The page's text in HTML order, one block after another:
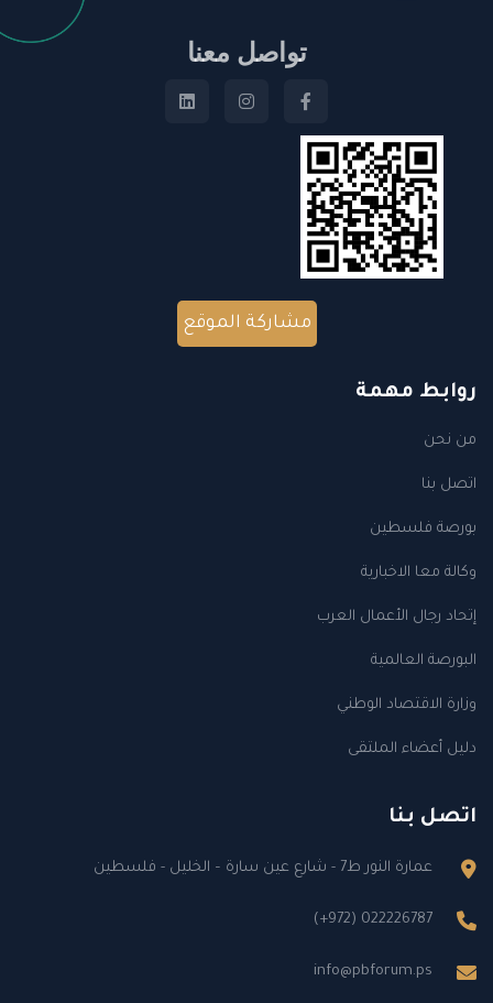
تواصل معنا
مشاركة الموقع
روابط مهمة
من نحن
اتصل بنا
بورصة فلسطين
وكالة معا الاخبارية
إتحاد رجال الأعمال العرب
البورصة العالمية
وزارة الاقتصاد الوطني
دليل أعضاء الملتقى
اتصل بنا
عمارة النور ط7 - شارع عين سارة – الخليل - فلسطين
(+972) 022226787
info@pbforum.ps